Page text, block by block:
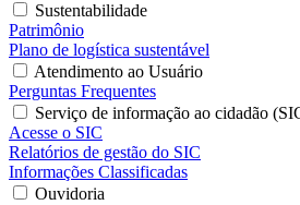
Sustentabilidade
Patrimônio
Plano de logística sustentável
Atendimento ao Usuário
Perguntas Frequentes
Serviço de informação ao cidadão
Acesse o SIC
Relatórios de gestão do SIC
Informações Classificadas
Ouvidoria